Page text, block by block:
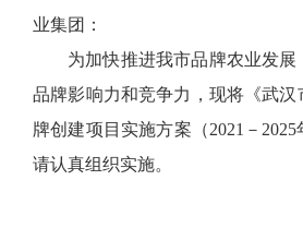
业集团：
为加快推进我市品牌农业发展
品牌影响力和竞争力，现将《武汉
牌创建项目实施方案（2021－2025
请认真组织实施。